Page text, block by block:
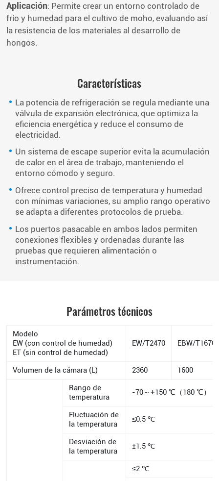
Aplicación: Permite crear un entorno controlado de
frío y humedad para el cultivo de moho, evaluando así
la resistencia de los materiales al desarrollo de
hongos.
Características
La potencia de refrigeración se regula mediante una
válvula de expansión electrónica, que optimiza la
eficiencia energética y reduce el consumo de
electricidad.
Un sistema de escape superior evita la acumulación
de calor en el área de trabajo, manteniendo el
entorno cómodo y seguro.
Ofrece control preciso de temperatura y humedad
con mínimas variaciones, su amplio rango operativo
se adapta a diferentes protocolos de prueba.
Los puertos pasacable en ambos lados permiten
conexiones flexibles y ordenadas durante las
pruebas que requieren alimentación o
instrumentación.
Parámetros técnicos
Modelo
EW (con control de humedad)
ET (sin control de humedad)
EW/T2470 EBW/T1670
Volumen de la cámara (L) 2360 1600
Rango de
temperatura
-70～+150 ℃（180 ℃）
Fluctuación de
la temperatura
≤0.5 ℃
Desviación de
la temperatura
±1.5 ℃
≤2 ℃